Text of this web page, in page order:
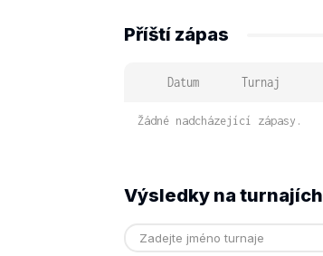
Příští zápas
Datum Turnaj
Žádné nadcházející zápasy.
Výsledky na turnajích